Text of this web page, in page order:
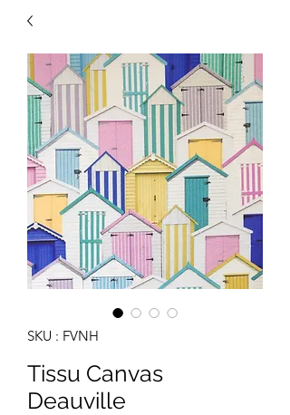
SKU : FVNH
Tissu Canvas
Deauville